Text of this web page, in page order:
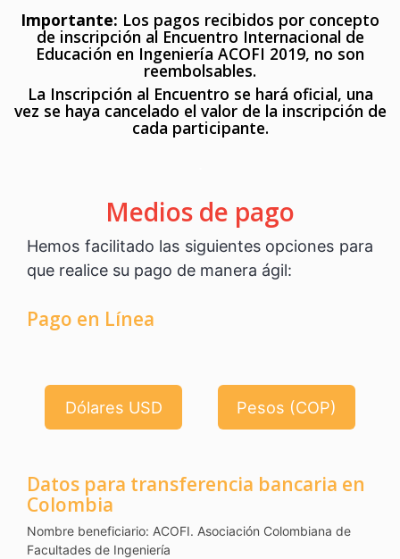
Importante: Los pagos recibidos por concepto
de inscripción al Encuentro Internacional de
Educación en Ingeniería ACOFI 2019, no son
reembolsables.
La Inscripción al Encuentro se hará oficial, una
vez se haya cancelado el valor de la inscripción de
cada participante.
Medios de pago
Hemos facilitado las siguientes opciones para
que realice su pago de manera ágil:
Pago en Línea
Dólares USD Pesos (COP)
Datos para transferencia bancaria en
Colombia
Nombre beneficiario: ACOFI. Asociación Colombiana de
Facultades de Ingeniería